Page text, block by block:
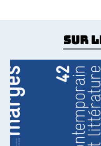
Sur
Art contemporain et
littérature
Quelles sont les relations
entre art contemporain et
littérature ? A travers des
exemples allant des